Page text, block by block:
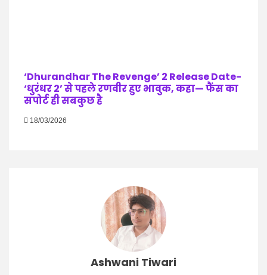
‘Dhurandhar The Revenge’ 2 Release Date-
‘धुरंधर 2’ से पहले रणवीर हुए भावुक, कहा— फैंस का
सपोर्ट ही सबकुछ है
18/03/2026
Ashwani Tiwari